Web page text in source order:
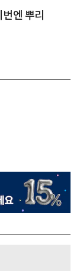
엔 뿌리